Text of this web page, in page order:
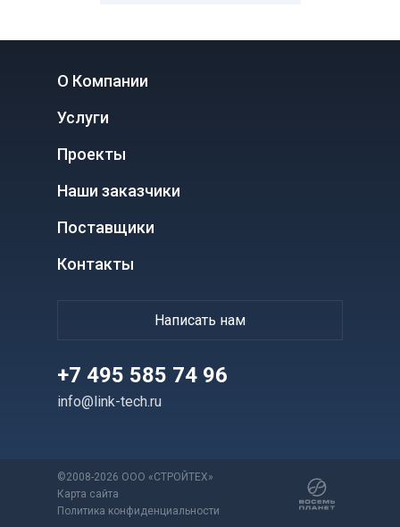
О Компании
Услуги
Проекты
Наши заказчики
Поставщики
Контакты
Написать нам
+7 495 585 74 96
info@link-tech.ru
©2008-2026 ООО «СТРОЙТЕХ»
Карта сайта
Политика конфиденциальности